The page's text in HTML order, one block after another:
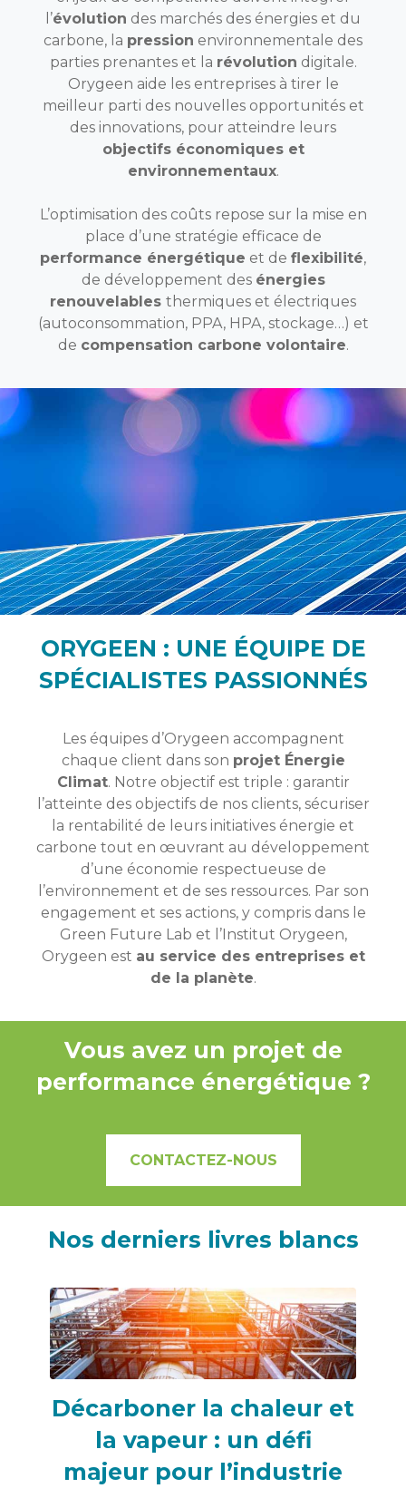
l’évolution des marchés des énergies et du
carbone, la pression environnementale des
parties prenantes et la révolution digitale.
Orygeen aide les entreprises à tirer le
meilleur parti des nouvelles opportunités et
des innovations, pour atteindre leurs
objectifs économiques et
environnementaux.
L’optimisation des coûts repose sur la mise en
place d’une stratégie efficace de
performance énergétique et de flexibilité,
de développement des énergies
renouvelables thermiques et électriques
(autoconsommation, PPA, HPA, stockage…) et
de compensation carbone volontaire.
ORYGEEN : UNE ÉQUIPE DE
SPÉCIALISTES PASSIONNÉS
Les équipes d’Orygeen accompagnent
chaque client dans son projet Énergie
Climat. Notre objectif est triple : garantir
l’atteinte des objectifs de nos clients, sécuriser
la rentabilité de leurs initiatives énergie et
carbone tout en œuvrant au développement
d’une économie respectueuse de
l’environnement et de ses ressources. Par son
engagement et ses actions, y compris dans le
Green Future Lab et l’Institut Orygeen,
Orygeen est au service des entreprises et
de la planète.
Vous avez un projet de
performance énergétique ?
CONTACTEZ-NOUS
Nos derniers livres blancs
Décarboner la chaleur et
la vapeur : un défi
majeur pour l’industrie